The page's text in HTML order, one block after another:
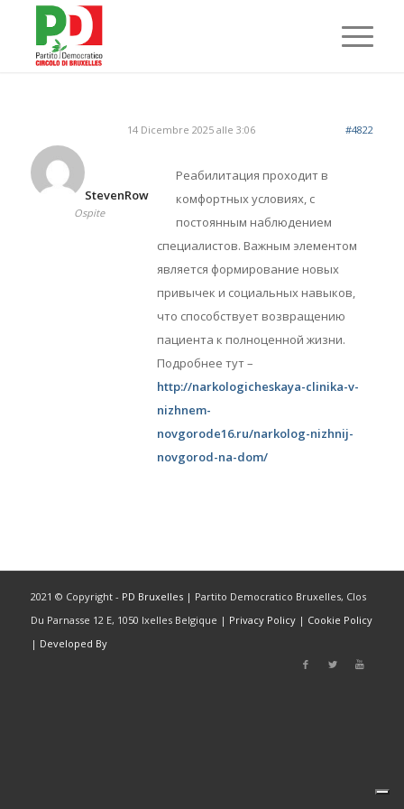
14 Dicembre 2025 alle 3:06 #4822
StevenRow
Ospite
Реабилитация проходит в
комфортных условиях, с
постоянным наблюдением
специалистов. Важным элементом
является формирование новых
привычек и социальных навыков,
что способствует возвращению
пациента к полноценной жизни.
Подробнее тут –
http://narkologicheskaya-clinika-v-
nizhnem-
novgorode16.ru/narkolog-nizhnij-
novgorod-na-dom/
2021 © Copyright - PD Bruxelles| Partito Democratico Bruxelles, Clos
Du Parnasse 12 E, 1050 Ixelles Belgique | Privacy Policy| Cookie Policy
| Developed By